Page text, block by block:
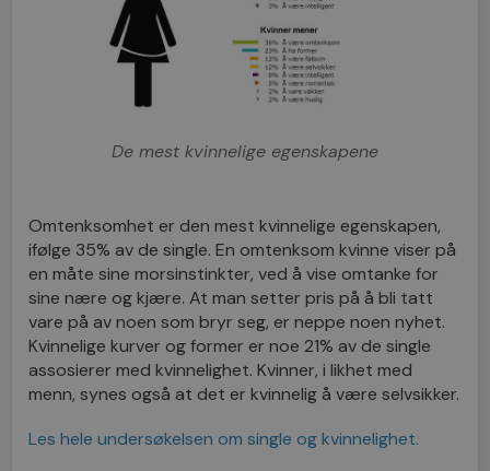
De mest kvinnelige egenskapene
Omtenksomhet er den mest kvinnelige egenskapen,
ifølge 35% av de single. En omtenksom kvinne viser på
en måte sine morsinstinkter, ved å vise omtanke for
sine nære og kjære. At man setter pris på å bli tatt
vare på av noen som bryr seg, er neppe noen nyhet.
Kvinnelige kurver og former er noe 21% av de single
assosierer med kvinnelighet. Kvinner, i likhet med
menn, synes også at det er kvinnelig å være selvsikker.
Les hele undersøkelsen om single og kvinnelighet.